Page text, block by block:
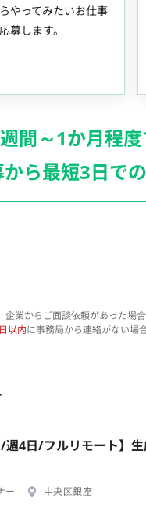
やってみたいお仕事
募します。
間～1か月程度
ら最短3日で
企業からご面談依頼があった場
以内に事務局から連絡がない場
/週4日/フルリモート】
ー
中央区銀座